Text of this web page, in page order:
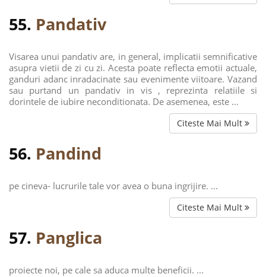
55. Pandativ
Visarea unui pandativ are, in general, implicatii semnificative
asupra vietii de zi cu zi. Acesta poate reflecta emotii actuale,
ganduri adanc inradacinate sau evenimente viitoare. Vazand
sau purtand un pandativ in vis , reprezinta relatiile si
dorintele de iubire neconditionata. De asemenea, este ...
Citeste Mai Mult
56. Pandind
pe cineva- lucrurile tale vor avea o buna ingrijire. ...
Citeste Mai Mult
57. Panglica
proiecte noi, pe cale sa aduca multe beneficii. ...